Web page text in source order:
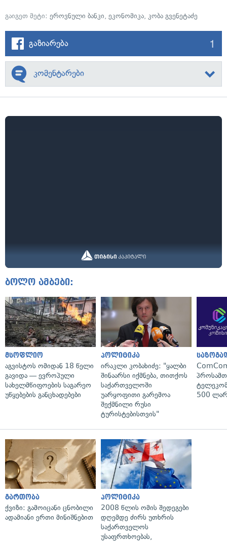
გაიგეთ მეტი: ეროვნული ბანკი, ეკონომიკა, კობა გვენეტაძე
გაზიარება 1
კომენტარები
ბოლო ამბები:
მსოფლიო
აგვისტოს ომიდან 18 წელი
გავიდა — ევროპული
სახელმწიფოების საგარეო
უწყებების განცხადებები
პოლიტიკა
ირაკლი კობახიძე: "ყალბი
შინაარსი იქმნება, თითქოს
საქართველოში
უარყოფითი გარემოა
შექმნილი რუსი
ტურისტებისთვის"
500
გართობა
ქვიზი: გამოიცანი ცნობილი
ადამიანი ერთი მინიშნებით
პოლიტიკა
2008 წლის ომის შედეგები
დღემდე ძირს უთხრის
საქართველოს
უსაფრთხოებას,